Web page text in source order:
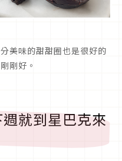
美味的甜甜圈也是很好的
剛好。
就到星巴克來